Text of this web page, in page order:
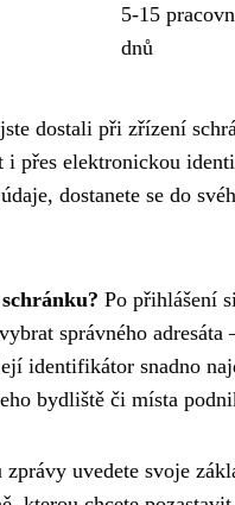
5-15
dnů
dostali při zřízení
přes elektronickou
dostanete se do
Po přihlášení
správného
identifikátor snadno
bydliště či místa
uvedete svoje